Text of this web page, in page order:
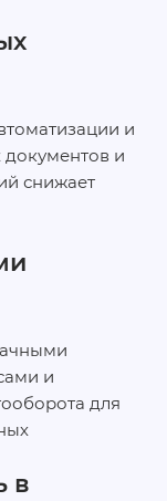
и
и
снижает
и
для
в